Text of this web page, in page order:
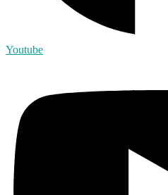
Youtube